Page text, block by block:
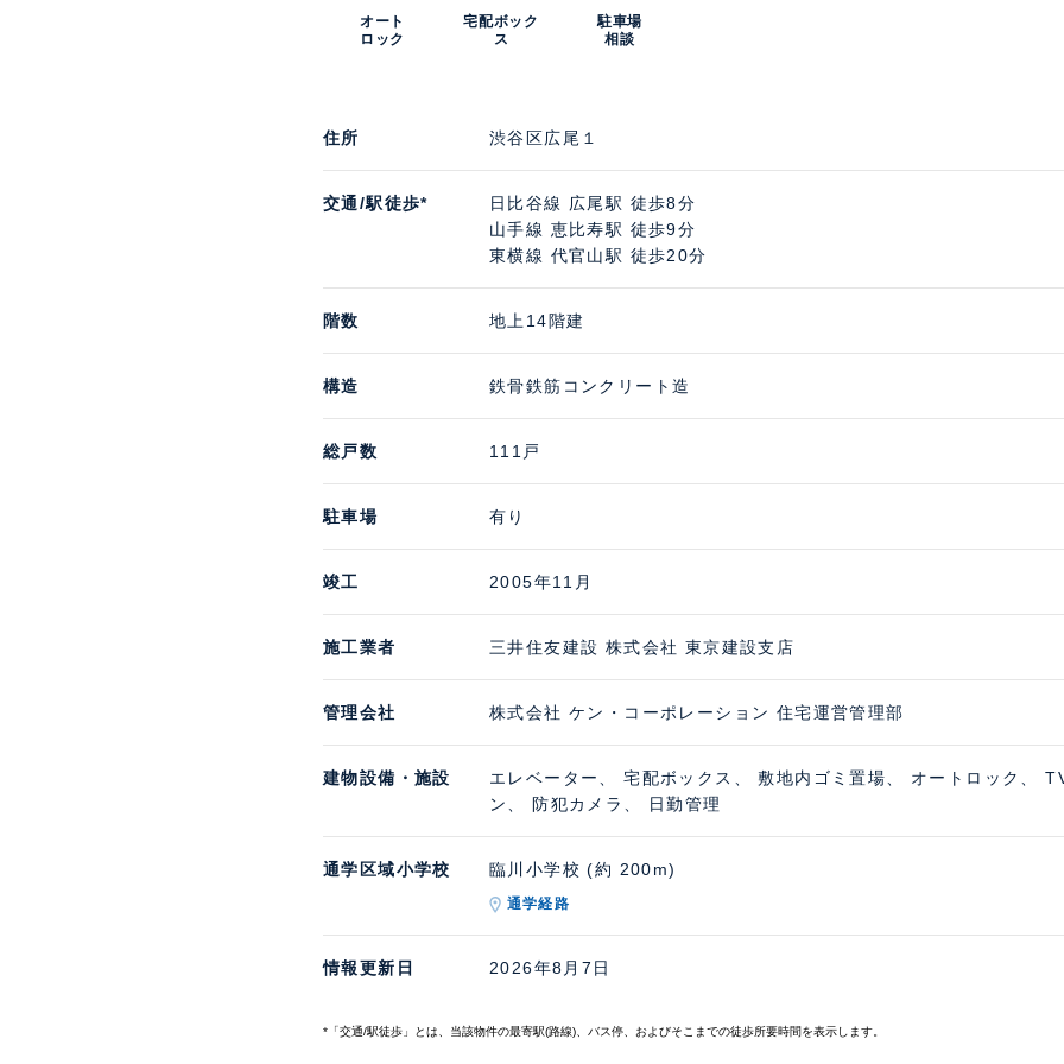
オート
ロック
宅配ボック
ス
駐車場
相談
住所 渋谷区広尾１
交通/駅徒歩*
日比谷線 広尾駅 徒歩8分
山手線 恵比寿駅 徒歩9分
東横線 代官山駅 徒歩20分
階数 地上14階建
構造 鉄骨鉄筋コンクリート造
総戸数 111戸
駐車場 有り
竣工 2005年11月
施工業者 三井住友建設 株式会社 東京建設支店
管理会社 株式会社 ケン・コーポレーション 住宅運営管理部
建物設備・施設
エレベーター、 宅配ボックス、 敷地内ゴミ置場、 オートロック、
ン、 防犯カメラ、 日勤管理
通学区域小学校 臨川小学校 (約 200m)
通学経路
情報更新日 2026年8月7日
*「交通/駅徒歩」とは、当該物件の最寄駅(路線)、バス停、およびそこまでの徒歩所要時間を表示します。